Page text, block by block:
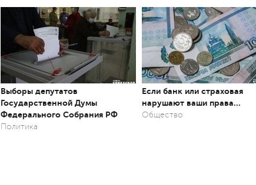
Выборы депутатов
Государственной Думы
Федерального Собрания РФ
Политика
Если банк или страховая
нарушают ваши права…
Общество